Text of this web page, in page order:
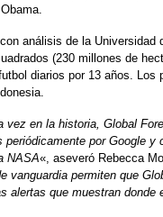
análisis de la
(230 millones de
diarios por 13 años.
vez en la historia, Global
periódicamente por Google
NASA«, aseveró Rebecca
vanguardia permiten que
alertas que muestran